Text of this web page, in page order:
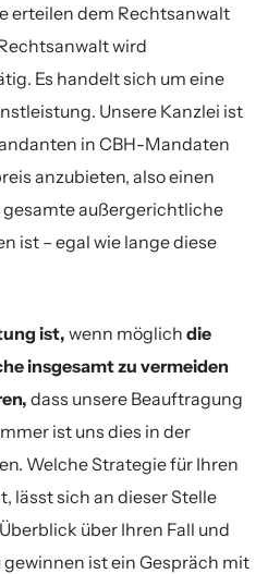
erteilen dem Rechtsanwalt
wird
Es handelt sich um eine
Unsere Kanzlei ist
in CBH-Mandaten
anzubieten, also einen
gesamte außergerichtliche
ist – egal wie lange diese
ist, wenn möglichdie
insgesamt zu vermeiden
dass unsere Beauftragung
ist uns dies in der
Welche Strategie für Ihren
lässt sich an dieser Stelle
über Ihren Fall und
ist ein Gespräch mit